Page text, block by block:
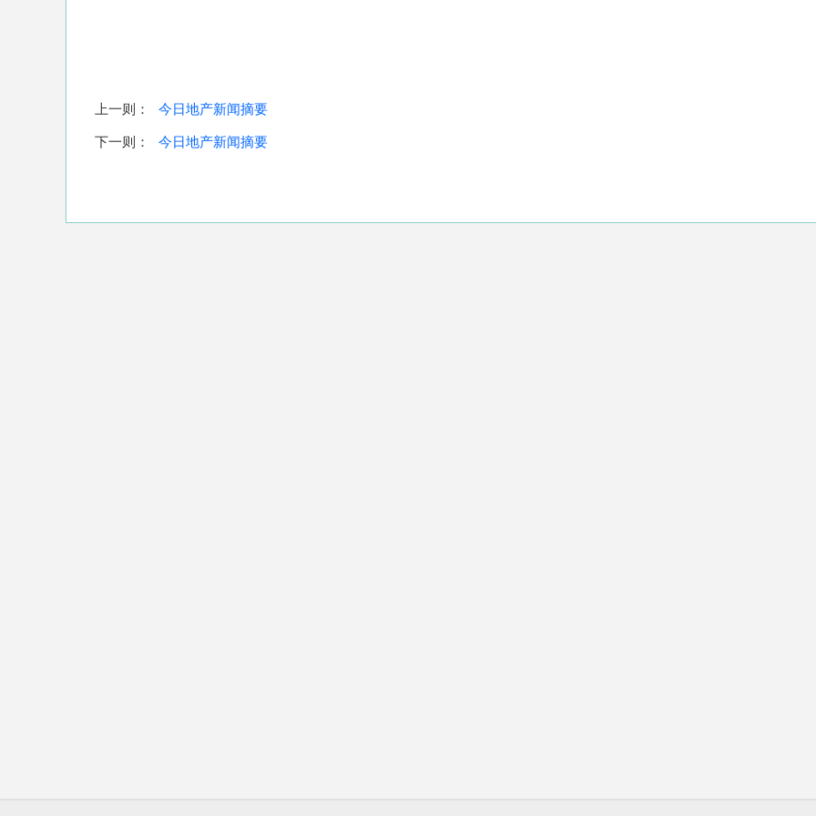
上一则： 今日地产新闻摘要
下一则： 今日地产新闻摘要